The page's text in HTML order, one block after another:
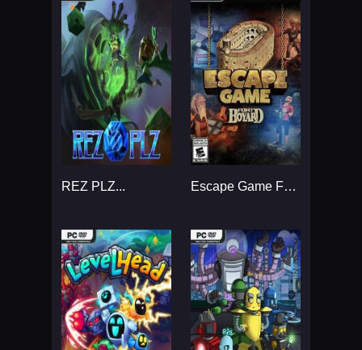
REZ PLZ... Escape Game Fort Boyard...